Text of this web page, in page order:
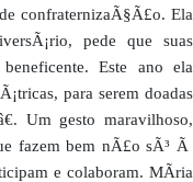
confraternizaÃ§Ã£o. Ela
pede que suas
Este ano ela
para serem doadas
Um gesto maravilhoso,
fazem bem nÃ£o sÃ³ Ã
e colaboram. MÃ­ria